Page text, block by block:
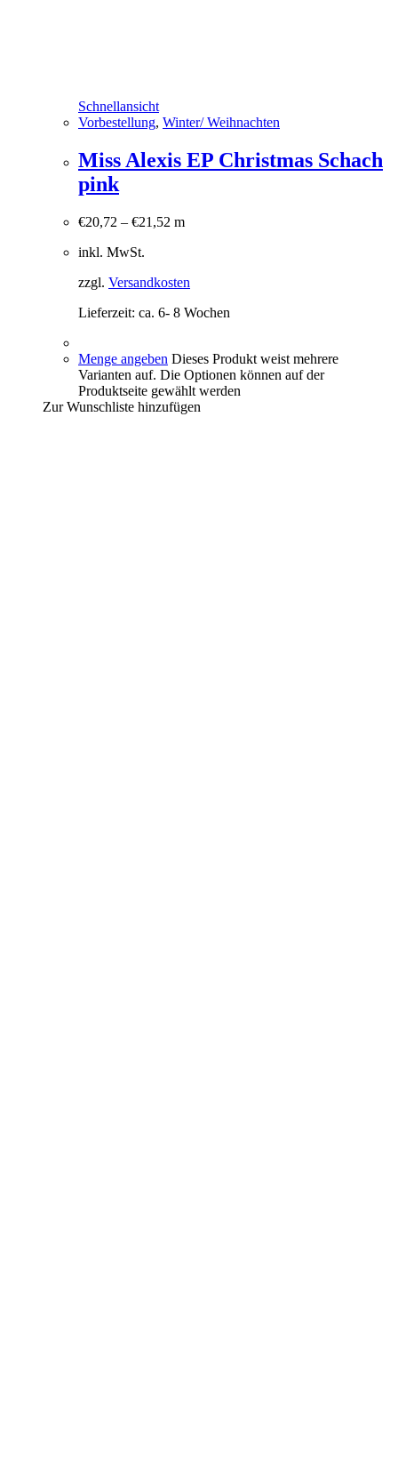
Schnellansicht
Vorbestellung, Winter/ Weihnachten
Miss Alexis EP Christmas Schach
pink
€20,72 – €21,52 m
inkl. MwSt.
zzgl. Versandkosten
Lieferzeit: ca. 6- 8 Wochen
Menge angeben Dieses Produkt weist mehrere
Varianten auf. Die Optionen können auf der
Produktseite gewählt werden
Zur Wunschliste hinzufügen